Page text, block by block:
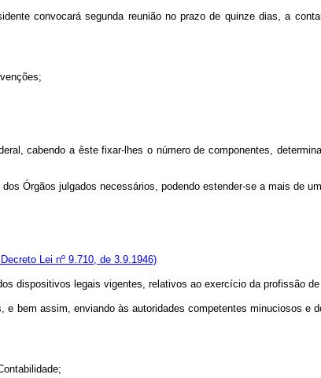
convocará segunda reunião no prazo de quinze dias, a
cabendo a êste fixar-lhes o número de componentes,
Órgãos julgados necessários, podendo estender-se a mais de
Lei nº 9.710, de 3.9.1946)
dispositivos legais vigentes, relativos ao exercício da profissão
bem assim, enviando às autoridades competentes minuciosos e